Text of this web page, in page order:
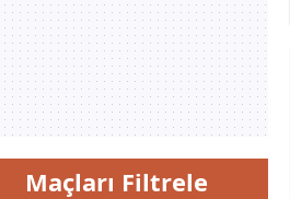
Maçları Filtrele